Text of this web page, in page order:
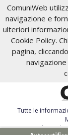
ComuniWeb
navigazione e
ulteriori
Cookie Policy.
pagina,
Tutte le
Servizi al